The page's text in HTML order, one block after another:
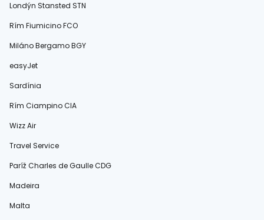
Londýn Stansted STN
Rím Fiumicino FCO
Miláno Bergamo BGY
easyJet
Sardínia
Rím Ciampino CIA
Wizz Air
Travel Service
Paríž Charles de Gaulle CDG
Madeira
Malta